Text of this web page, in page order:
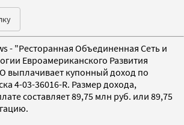
- "Ресторанная Объединенная Сеть и
Евроамериканского Развития
выплачивает купонный доход по
4-03-36016-R. Размер дохода,
составляет 89,75 млн руб. или 89,75